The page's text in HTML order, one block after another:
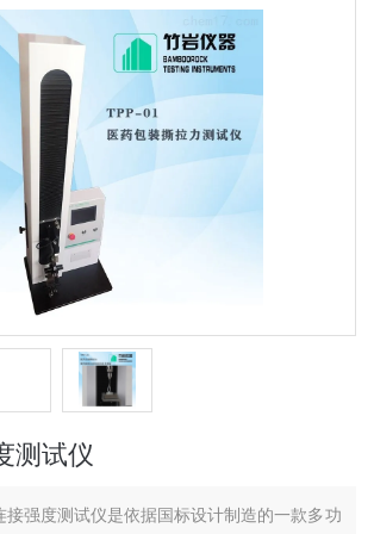
测试仪
接强度测试仪是依据国标设计制造的一款多功